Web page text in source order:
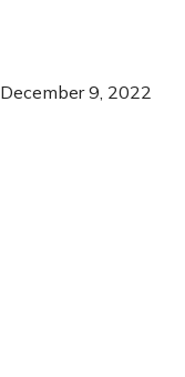
December 9, 2022